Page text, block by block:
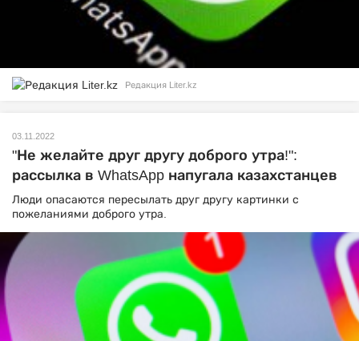
Редакция Liter.kz
03.11.2022
"Не желайте друг другу доброго утра!":
рассылка в WhatsApp напугала казахстанцев
Люди опасаются пересылать друг другу картинки с
пожеланиями доброго утра.